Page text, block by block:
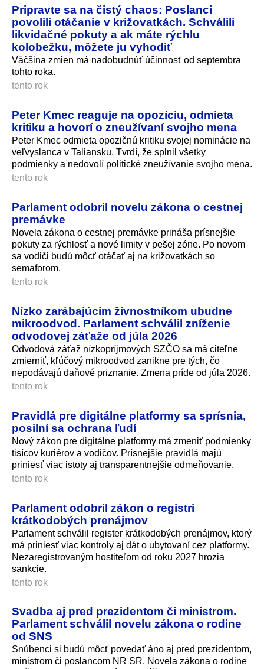
Pripravte sa na čistý chaos: Poslanci
povolili otáčanie v križovatkách. Schválili
likvidačné pokuty a ak máte rýchlu
kolobežku, môžete ju vyhodiť
Väčšina zmien má nadobudnúť účinnosť od septembra
tohto roka.
tento rok
Peter Kmec reaguje na opozíciu, odmieta
kritiku a hovorí o zneužívaní svojho mena
Peter Kmec odmieta opozičnú kritiku svojej nominácie na
veľvyslanca v Taliansku. Tvrdí, že splnil všetky
podmienky a nedovolí politické zneužívanie svojho mena.
tento rok
Parlament odobril novelu zákona o cestnej
premávke
Novela zákona o cestnej premávke prináša prísnejšie
pokuty za rýchlosť a nové limity v pešej zóne. Po novom
sa vodiči budú môcť otáčať aj na križovatkách so
semaforom.
tento rok
Nízko zarábajúcim živnostníkom ubudne
mikroodvod. Parlament schválil zníženie
odvodovej záťaže od júla 2026
Odvodová záťaž nízkopríjmových SZČO sa má citeľne
zmierniť, kľúčový mikroodvod zanikne pre tých, čo
nepodávajú daňové priznanie. Zmena príde od júla 2026.
tento rok
Pravidlá pre digitálne platformy sa sprísnia,
posilní sa ochrana ľudí
Nový zákon pre digitálne platformy má zmeniť podmienky
tisícov kuriérov a vodičov. Prísnejšie pravidlá majú
priniesť viac istoty aj transparentnejšie odmeňovanie.
tento rok
Parlament odobril zákon o registri
krátkodobých prenájmov
Parlament schválil register krátkodobých prenájmov, ktorý
má priniesť viac kontroly aj dát o ubytovaní cez platformy.
Nezaregistrovaným hostiteľom od roku 2027 hrozia
sankcie.
tento rok
Svadba aj pred prezidentom či ministrom.
Parlament schválil novelu zákona o rodine
od SNS
Snúbenci si budú môcť povedať áno aj pred prezidentom,
ministrom či poslancom NR SR. Novela zákona o rodine